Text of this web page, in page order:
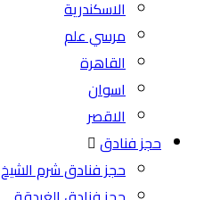
الاسكندرية
مرسي علم
القاهرة
اسوان
الاقصر
حجز فنادق
حجز فنادق شرم الشيخ